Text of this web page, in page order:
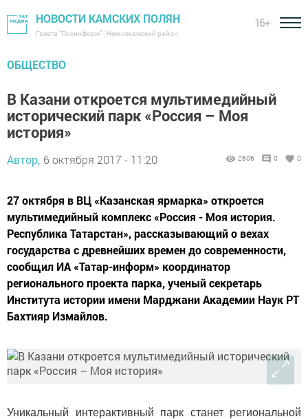
НОВОСТИ КАМСКИХ ПОЛЯН
Газета "Посинформ" - Нижнекамский район
16+
ОБЩЕСТВО
В Казани откроется мультимедийный
исторический парк «Россия – Моя
история»
Автор, 6 октября 2017 - 11:20 2606 0 0
27 октября в ВЦ «Казанская ярмарка» откроется
мультимедийный комплекс «Россия - Моя история.
Республика Татарстан», рассказывающий о вехах
государства с древнейших времен до современности,
сообщил ИА «Татар-информ» координатор
регионального проекта парка, ученый секретарь
Института истории имени Марджани Академии Наук РТ
Бахтияр Измайлов.
Уникальный интерактивный парк станет региональной